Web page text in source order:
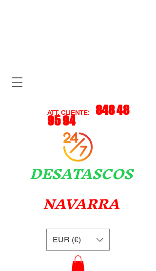
ATT. CLIENTE: 848 48
95 94
DESATASCOS
NAVARRA
EUR (€)